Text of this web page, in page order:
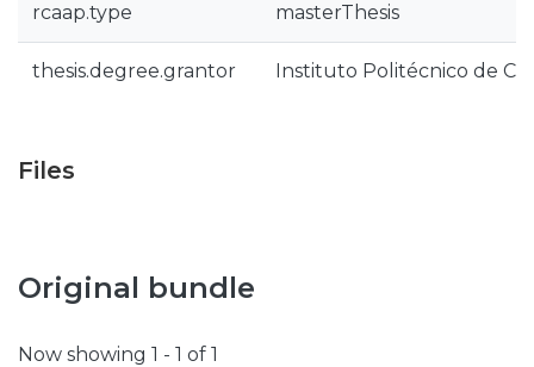
rcaap.type masterThesis
thesis.degree.grantor Instituto Politécnico de
Files
Original bundle
Now showing 1 - 1 of 1